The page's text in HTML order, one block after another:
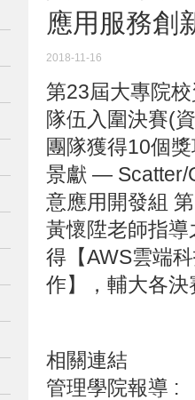
應用服務創
2018-11-16
第23屆大專院
隊伍入圍決賽(
團隊獲得10個
景獻 — Scatter/
意應用開發組
黃懷陞老師指導
得【AWS雲端
作】，輔大各
相關連結
管理學院報導 :